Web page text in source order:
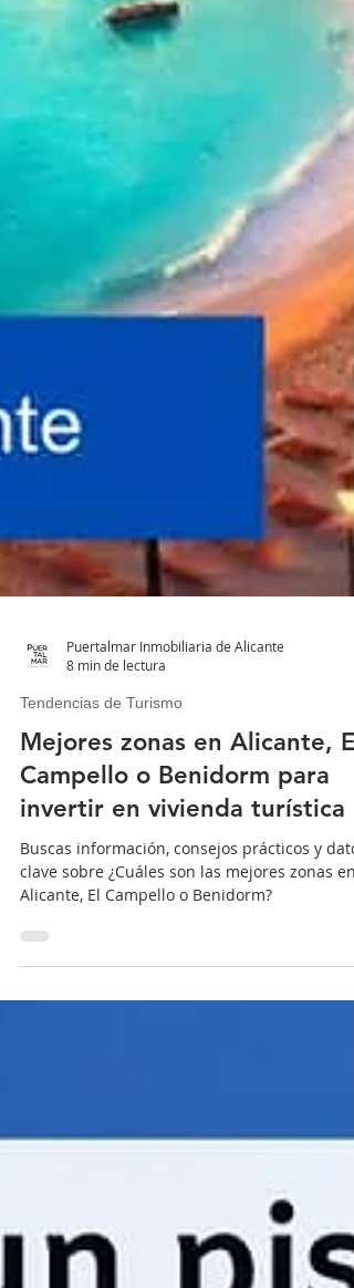
Puertalmar Inmobiliaria de Alicante
Tendencias de Turismo
Mejores zonas en Alicante, El
invertir en vivienda turística
Buscas información, consejos prácticos y
clave sobre ¿Cuáles son las mejores zonas en